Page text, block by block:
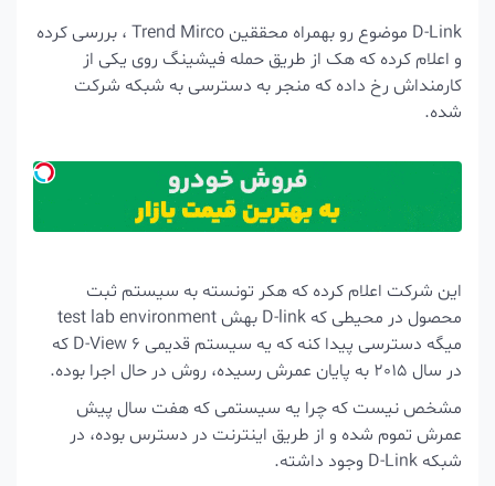
D-Link موضوع رو بهمراه محققین Trend Mirco ، بررسی کرده
و اعلام کرده که هک از طریق حمله فیشینگ روی یکی از
کارمنداش رخ داده که منجر به دسترسی به شبکه شرکت
شده.
این شرکت اعلام کرده که هکر تونسته به سیستم ثبت
محصول در محیطی که D-link بهش test lab environment
میگه دسترسی پیدا کنه که یه سیستم قدیمی D-View 6 که
در سال 2015 به پایان عمرش رسیده، روش در حال اجرا بوده.
مشخص نیست که چرا یه سیستمی که هفت سال پیش
عمرش تموم شده و از طریق اینترنت در دسترس بوده، در
شبکه D-Link وجود داشته.